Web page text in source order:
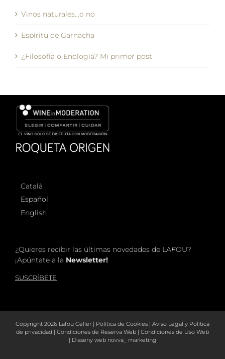
Vinos naturales…o no
Espíritu de Garnacha
¿Filosofía o Enología? Mi primer post
Català
Español
English
¿Quieres recibir las últimas novedades de LAFOU?
¡Apúntate a la Newsletter!
SUSCRÍBETE
Copyright 2026 Lafou Celler | Política de Cookies | Aviso Legal y Política
de privacidad | Condiciones de Reserva Web | Condiciones de Uso Web
| Disseny web novva_ marketing